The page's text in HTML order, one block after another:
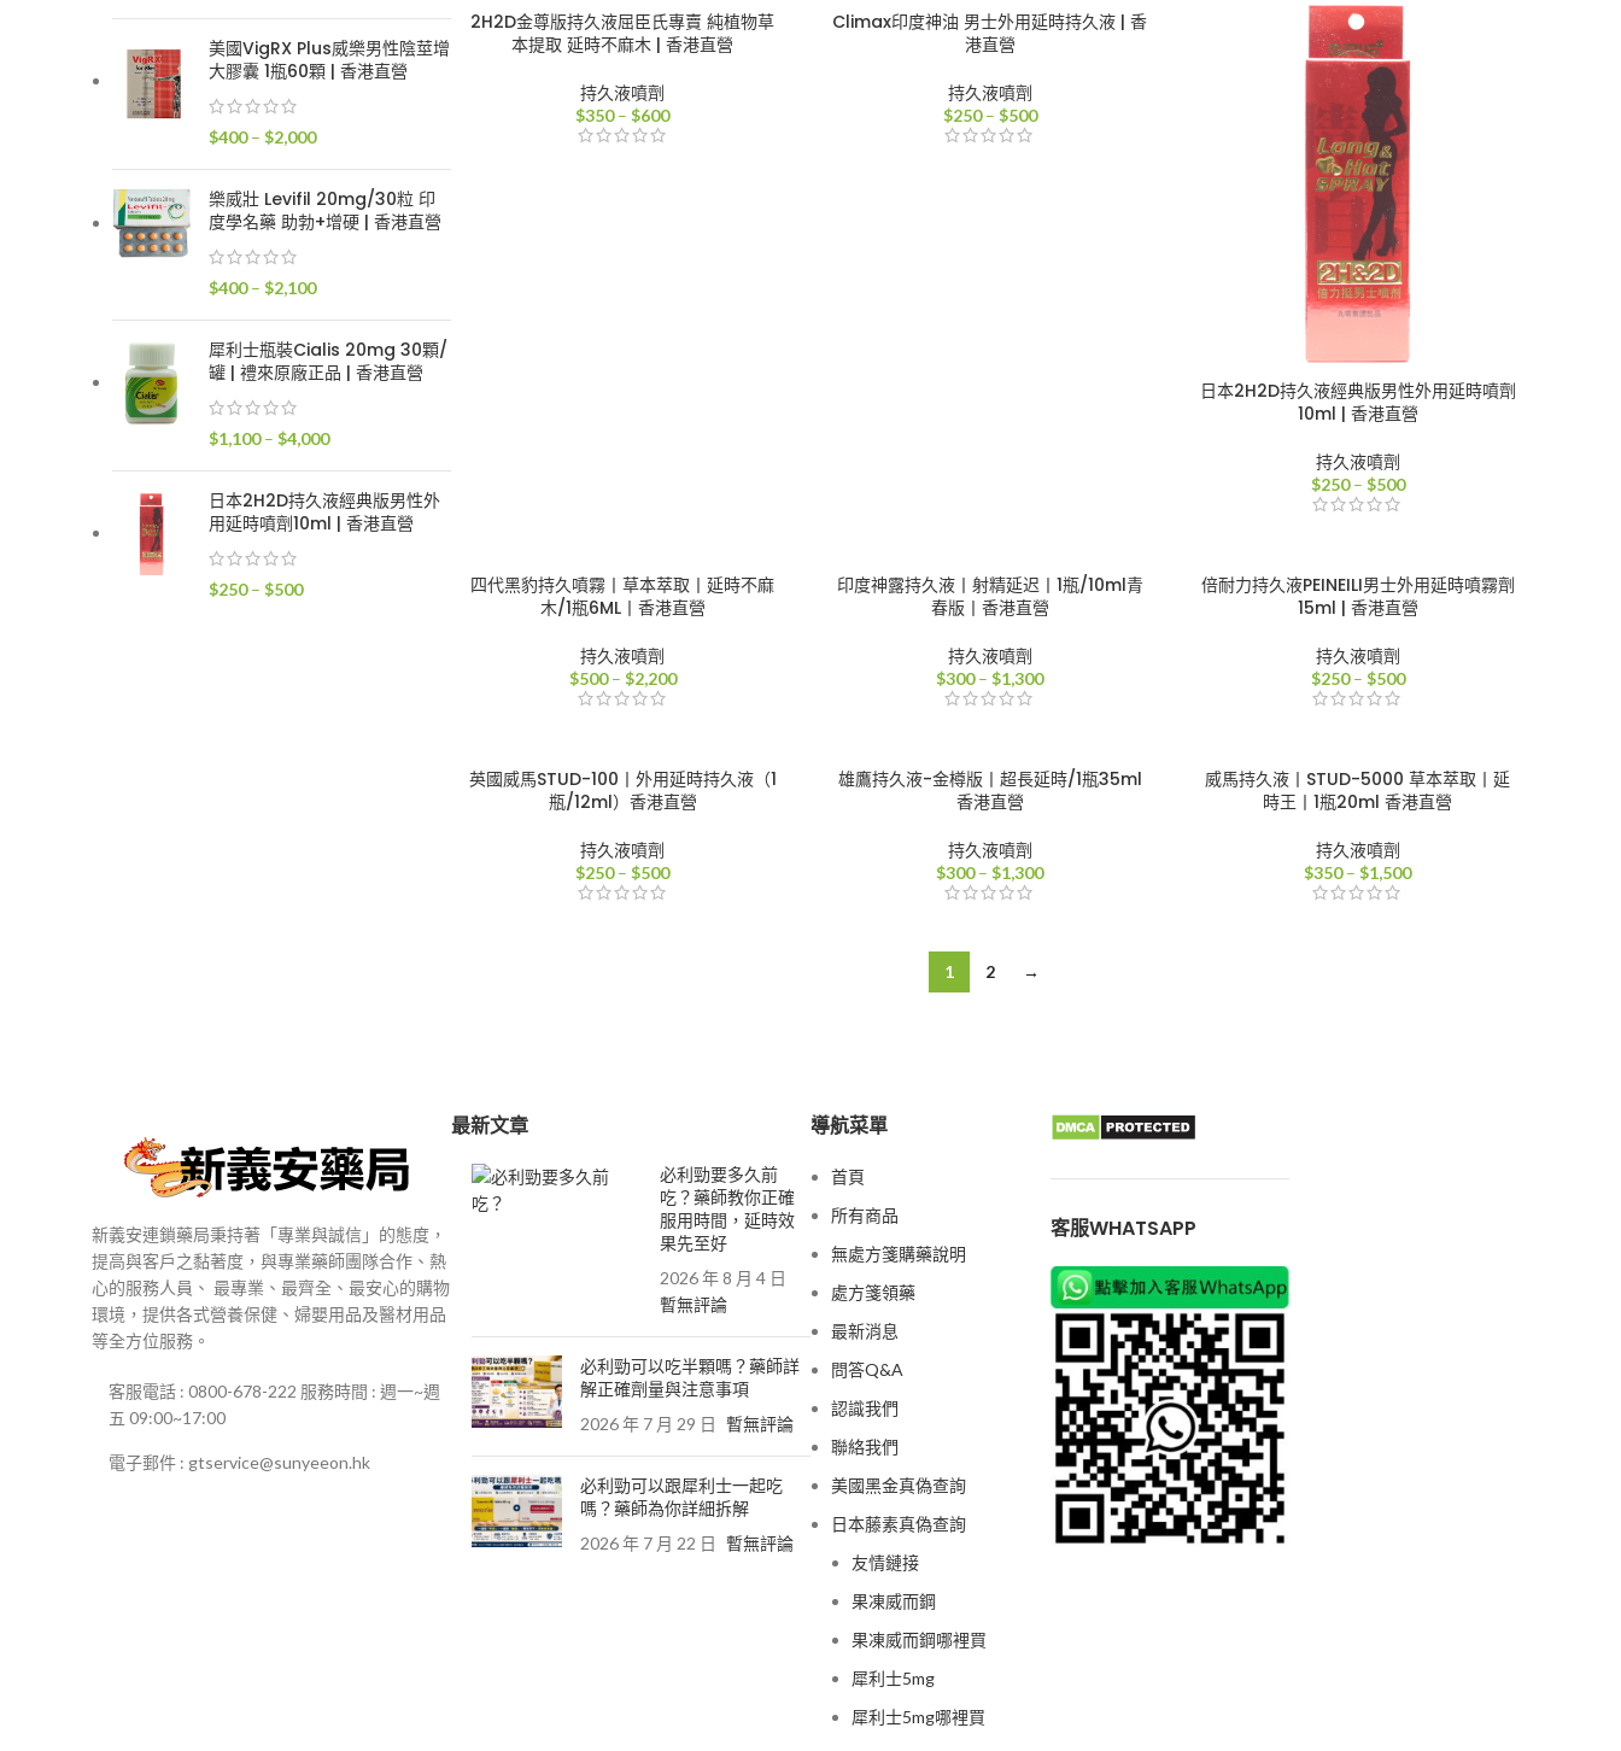
圍：
$2,400
美國VigRX Plus威樂男性陰莖增
大膠囊 1瓶60顆 | 香港直營
$400 – $2,000價
範
圍：
$2,000
樂威壯 Levifil 20mg/30粒 印
度學名藥 助勃+增硬 | 香港直營
$400 – $2,100價
範
圍：
$2,100
犀利士瓶裝Cialis 20mg 30顆/
罐 | 禮來原廠正品 | 香港直營
$1,100 – $4,000價
範
圍：
日本2H2D持久液經典版男性外
用延時噴劑10ml | 香港直營
$250 – $500價
$250
到
$500
$250
到
2H2D金尊版持久液屈臣氏專賣 純植物草
本提取 延時不麻木 | 香港直營
持久液噴劑
$350 – $600價
Climax印度神油 男士外用延時持久液 | 香
港直營
持久液噴劑
$250 – $500價
日本2H2D持久液經典版男性外用延時噴劑
10ml | 香港直營
持久液噴劑
$250 – $500價
$250
到
$500
四代黑豹持久噴霧丨草本萃取丨延時不麻
木/1瓶6ML丨香港直營
持久液噴劑
$500 – $2,200價
$500
到
$2,200
印度神露持久液丨射精延迟丨1瓶/10ml青
春版丨香港直營
持久液噴劑
$300 – $1,300價
$300
到
倍耐力持久液PEINEILI男士外用延時噴霧劑
15ml | 香港直營
持久液噴劑
$250 – $500價
$250
到
$500
英國威馬STUD-100丨外用延時持久液（1
瓶/12ml）香港直營
持久液噴劑
$250 – $500價
雄鷹持久液-金樽版丨超長延時/1瓶35ml
香港直營
持久液噴劑
$300 – $1,300價
威馬持久液丨STUD-5000 草本萃取丨延
時王丨1瓶20ml 香港直營
持久液噴劑
$350 – $1,500價
1 2 →
新義安連鎖藥局秉持著「專業與誠信」的態度，
提高與客戶之黏著度，與專業藥師團隊合作、熱
心的服務人員、 最專業、最齊全、最安心的購物
環境，提供各式營養保健、婦嬰用品及醫材用品
等全方位服務。
客服電話 : 0800-678-222 服務時間 : 週一~週
五 09:00~17:00
電子郵件 : gtservice@sunyeeon.hk
最新文章
必利勁要多久前
吃？藥師教你正確
服用時間，延時效
果先至好
2026 年 8 月 4 日
暫無評論
必利勁可以吃半顆嗎？藥師詳
解正確劑量與注意事項
2026 年 7 月 29 日 暫無評論
必利勁可以跟犀利士一起吃
嗎？藥師為你詳細拆解
2026 年 7 月 22 日 暫無評論
導航菜單
首頁
所有商品
無處方箋購藥說明
處方箋領藥
最新消息
問答Q&A
認識我們
聯絡我們
美國黑金真偽查詢
日本藤素真偽查詢
友情鏈接
果凍威而鋼
果凍威而鋼哪裡買
犀利士5mg
犀利士5mg哪裡買
客服WHATSAPP